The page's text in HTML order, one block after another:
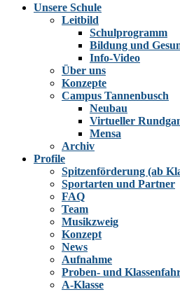
Unsere Schule
Leitbild
Schulprogramm
Bildung und
Info-Video
Über uns
Konzepte
Campus Tannenbusch
Neubau
Virtueller
Mensa
Archiv
Profile
Spitzenförderung (ab
Sportarten und Partner
FAQ
Team
Musikzweig
Konzept
News
Aufnahme
Proben- und
A-Klasse